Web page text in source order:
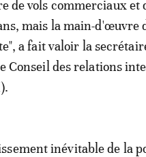
de vols commerciaux et
mais la main-d'œuvre
a fait valoir la
Conseil des relations
inévitable de la